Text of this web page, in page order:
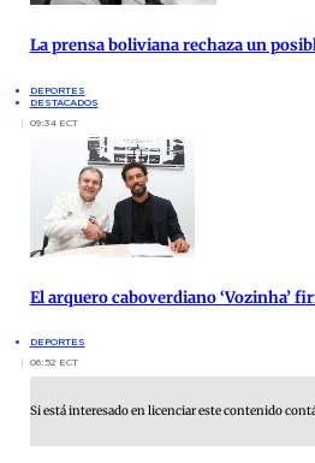
La prensa boliviana rechaza un
DEPORTES
DESTACADOS
09:34 ECT
El arquero caboverdiano ‘Vozinha’
DEPORTES
06:52 ECT
Si está interesado en licenciar este contenido